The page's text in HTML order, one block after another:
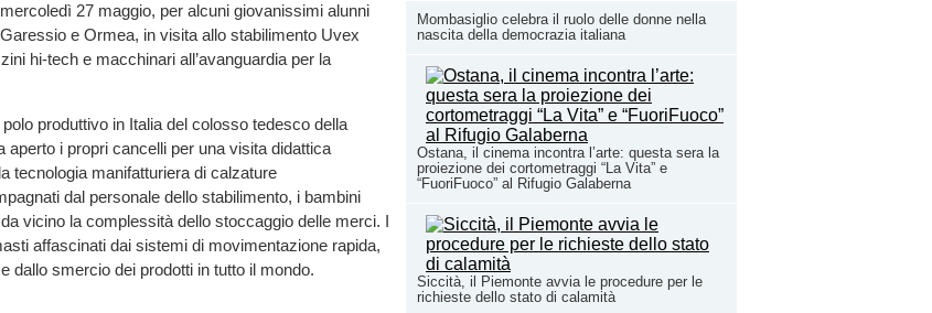
Mombasiglio celebra il ruolo delle donne nella
nascita della democrazia italiana
Ostana, il cinema incontra l’arte: questa sera la
proiezione dei cortometraggi “La Vita” e
“FuoriFuoco” al Rifugio Galaberna
Siccità, il Piemonte avvia le procedure per le
richieste dello stato di calamità
27 maggio, per alcuni giovanissimi alunni
e Ormea, in visita allo stabilimento Uvex
hi-tech e macchinari all’avanguardia per la
polo produttivo in Italia del colosso tedesco della
aperto i propri cancelli per una visita didattica
tecnologia manifatturiera di calzature
dal personale dello stabilimento, i bambini
vicino la complessità dello stoccaggio delle merci. I
affascinati dai sistemi di movimentazione rapida,
dallo smercio dei prodotti in tutto il mondo.